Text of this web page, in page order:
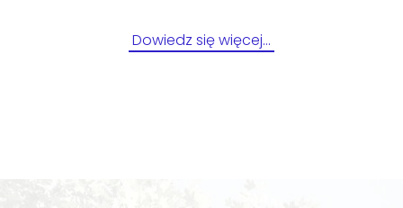
Dowiedz się więcej…